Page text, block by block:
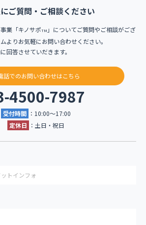
ご質問・ご相談ください
業「キノサポTM 」についてご質問やご相談がござ
よりお気軽にお問い合わせください。
回答させていだきます。
話でのお問い合わせはこちら
4500-7987
受付時間 ：10:00〜17:00
定休日 ：土日・祝日